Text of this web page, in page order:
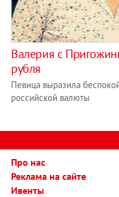
Валерия с
рубля
Певица выразила
российской валюты
Про нас
Реклама на сайте
Ивенты